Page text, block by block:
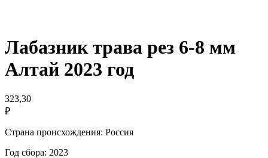
Лабазник трава рез 6-8 мм
Алтай 2023 год
323,30
₽
Страна происхождения: Россия
Год сбора: 2023